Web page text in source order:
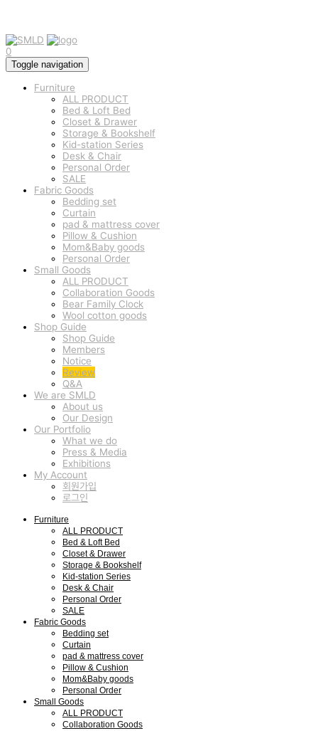
0
Toggle navigation
Furniture
ALL PRODUCT
Bed & Loft Bed
Closet & Drawer
Storage & Bookshelf
Kid-station Series
Desk & Chair
Personal Order
SALE
Fabric Goods
Bedding set
Curtain
pad & mattress cover
Pillow & Cushion
Mom&Baby goods
Personal Order
Small Goods
ALL PRODUCT
Collaboration Goods
Bear Family Clock
Wool cotton goods
Shop Guide
Shop Guide
Members
Notice
Review
Q&A
We are SMLD
About us
Our Design
Our Portfolio
What we do
Press & Media
Exhibitions
My Account
회원가입
로그인
Furniture
ALL PRODUCT
Bed & Loft Bed
Closet & Drawer
Storage & Bookshelf
Kid-station Series
Desk & Chair
Personal Order
SALE
Fabric Goods
Bedding set
Curtain
pad & mattress cover
Pillow & Cushion
Mom&Baby goods
Personal Order
Small Goods
ALL PRODUCT
Collaboration Goods